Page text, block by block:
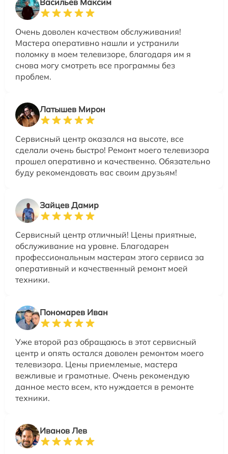
Очень доволен качеством обслуживания!
Мастера оперативно нашли и устранили
поломку в моем телевизоре, благодаря им я
снова могу смотреть все программы без
проблем.
Латышев Мирон
Сервисный центр оказался на высоте, все
сделали очень быстро! Ремонт моего телевизора
прошел оперативно и качественно. Обязательно
буду рекомендовать вас своим друзьям!
Зайцев Дамир
Сервисный центр отличный! Цены приятные,
обслуживание на уровне. Благодарен
профессиональным мастерам этого сервиса за
оперативный и качественный ремонт моей
техники.
Пономарев Иван
Уже второй раз обращаюсь в этот сервисный
центр и опять остался доволен ремонтом моего
телевизора. Цены приемлемые, мастера
вежливые и грамотные. Очень рекомендую
данное место всем, кто нуждается в ремонте
техники.
Иванов Лев